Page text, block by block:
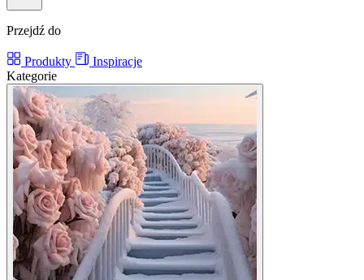
Przejdź do
Produkty
Inspiracje
Kategorie